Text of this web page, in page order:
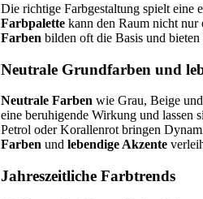
Die richtige Farbgestaltung spielt eine
Farbpalette kann den Raum nicht nur
Farben bilden oft die Basis und
Neutrale Grundfarben und
Neutrale Farben wie Grau, Beige
eine beruhigende Wirkung und lassen
Petrol oder Korallenrot bringen
Farben und lebendige Akzente
Jahreszeitliche Farbtrends